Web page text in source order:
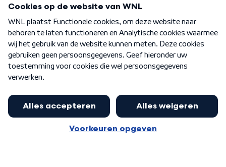
Nieuwsbrief
Word Lid